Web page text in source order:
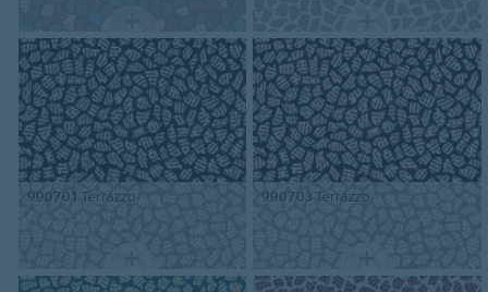
990701 Terrazzo 990703 Terrazzo